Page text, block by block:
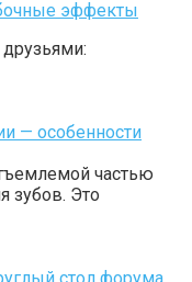
эффекты
друзьями:
— особенности
частью
зубов. Это